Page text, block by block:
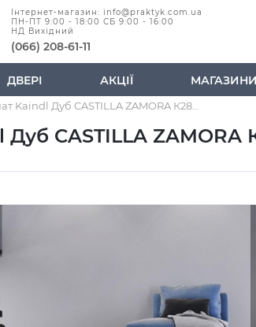
Інтернет-магазин: info@praktyk.com.ua
ПН-ПТ 9:00 - 18:00 СБ 9:00 - 16:00
НД Вихідний
(066) 208-61-11
ДВЕРІ АКЦІЇ МАГАЗИНИ
Дуб CASTILLA ZAMORA